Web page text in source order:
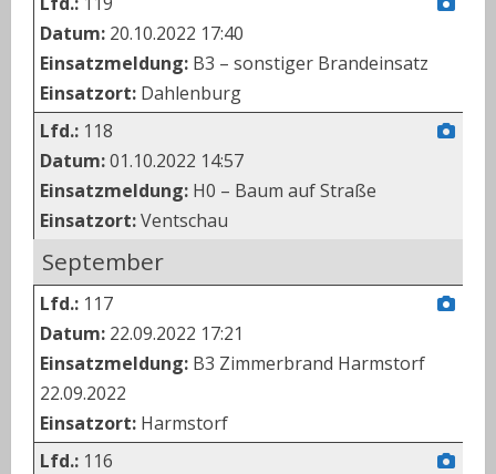
Datum: 20.10.2022 17:40
Einsatzmeldung: B3 – sonstiger Brandeinsatz
Einsatzort: Dahlenburg
Lfd.: 118
Datum:01.10.2022 14:57
Einsatzmeldung: H0 – Baum auf Straße
Einsatzort:Ventschau
September
Lfd.: 117
Datum: 22.09.2022 17:21
Einsatzmeldung: B3 Zimmerbrand Harmstorf
22.09.2022
Einsatzort: Harmstorf
Lfd.: 116